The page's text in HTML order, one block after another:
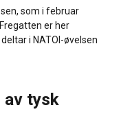
som i februar
er her
i NATOI-øvelsen
av tysk